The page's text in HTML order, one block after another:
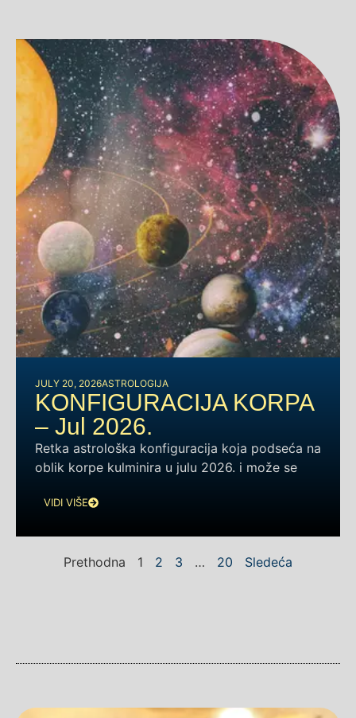
JULY 20, 2026ASTROLOGIJA
KONFIGURACIJA KORPA
– Jul 2026.
Retka astrološka konfiguracija koja podseća na
oblik korpe kulminira u julu 2026. i može se
VIDI VIŠE
Prethodna 1 2 3 … 20 Sledeća